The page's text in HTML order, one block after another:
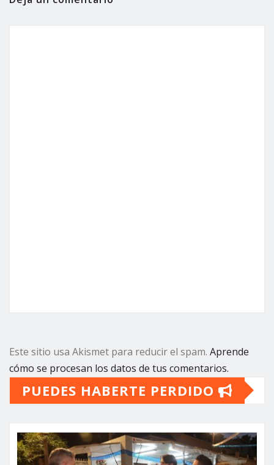
Este sitio usa Akismet para reducir el spam. Aprende
cómo se procesan los datos de tus comentarios.
PUEDES HABERTE PERDIDO